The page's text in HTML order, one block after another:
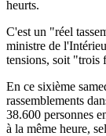
heurts.
C'est un "réel
ministre de
tensions, soit "trois
En ce sixième
rassemblements
38.600 personnes
à la même heure,